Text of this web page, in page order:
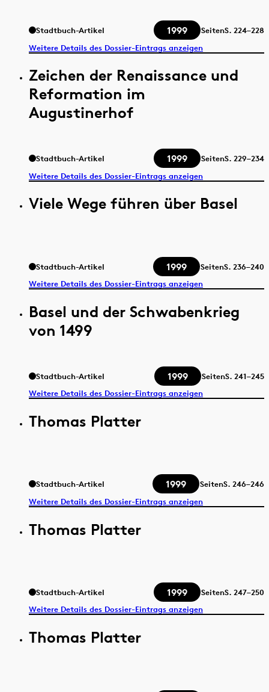
Stadtbuch-Artikel 1999 SeitenS. 224–228
Weitere Details des Dossier-Eintrags anzeigen
Zeichen der Renaissance und
Reformation im
Augustinerhof
Stadtbuch-Artikel 1999 SeitenS. 229–234
Weitere Details des Dossier-Eintrags anzeigen
Viele Wege führen über Basel
Stadtbuch-Artikel 1999 SeitenS. 236–240
Weitere Details des Dossier-Eintrags anzeigen
Basel und der Schwabenkrieg
von 1499
Stadtbuch-Artikel 1999 SeitenS. 241–245
Weitere Details des Dossier-Eintrags anzeigen
Thomas Platter
Stadtbuch-Artikel 1999 SeitenS. 246–246
Weitere Details des Dossier-Eintrags anzeigen
Thomas Platter
Stadtbuch-Artikel 1999 SeitenS. 247–250
Weitere Details des Dossier-Eintrags anzeigen
Thomas Platter